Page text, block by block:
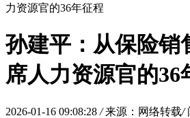
力资源官的36年征程
孙建平：从保险销
席人力资源官的36
2026-01-16 09:08:28 / 来源：网络转载/